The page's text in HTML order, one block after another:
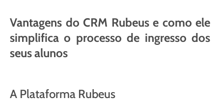
Vantagens do CRM Rubeus e como ele
simplifica o processo de ingresso dos
seus alunos
A Plataforma Rubeus